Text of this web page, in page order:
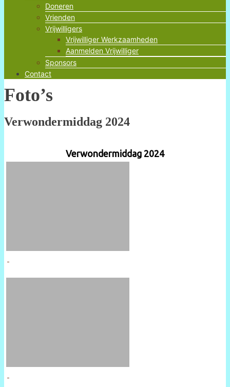
Doneren
Vrienden
Vrijwilligers
Vrijwilliger Werkzaamheden
Aanmelden Vrijwilliger
Sponsors
Contact
Foto’s
Verwondermiddag 2024
Verwondermiddag 2024